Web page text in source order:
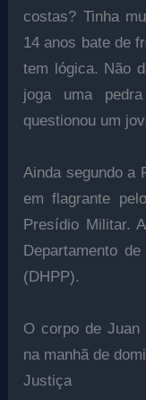
costas? Tinha
14 anos bate de
tem lógica. Não
joga uma
questionou um
Ainda segundo a
em flagrante
Presídio Militar.
Departamento
(DHPP).
O corpo de
na manhã de
Justiça